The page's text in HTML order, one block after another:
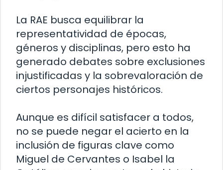
La RAE busca equilibrar la
representatividad de épocas,
géneros y disciplinas, pero esto ha
generado debates sobre exclusiones
injustificadas y la sobrevaloración de
ciertos personajes históricos.
Aunque es difícil satisfacer a todos,
no se puede negar el acierto en la
inclusión de figuras clave como
Miguel de Cervantes o Isabel la